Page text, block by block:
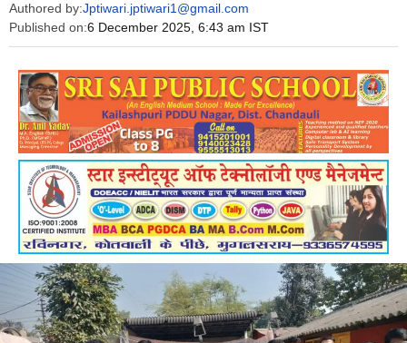
Authored by:Jptiwari.jptiwari1@gmail.com
Published on:6 December 2025, 6:43 am IST